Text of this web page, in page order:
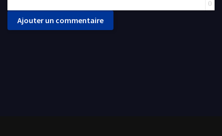
0
Ajouter un commentaire